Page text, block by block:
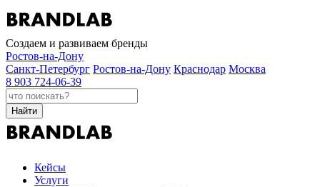
Создаем и развиваем бренды
Ростов-на-Дону
Санкт-Петербург Ростов-на-Дону Краснодар Москва
8 903 724-06-39
Найти
Кейсы
Услуги